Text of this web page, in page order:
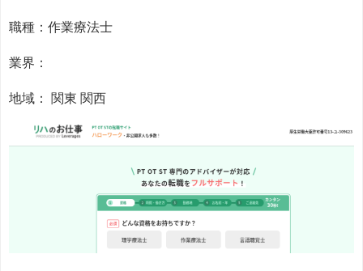
職種：作業療法士
業界：
地域： 関東 関西